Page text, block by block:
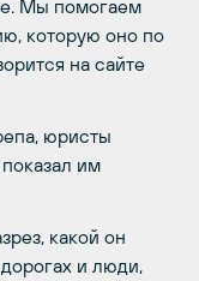
Мы помогаем
которую оно по
на сайте
юристы
им
какой он
и люди,